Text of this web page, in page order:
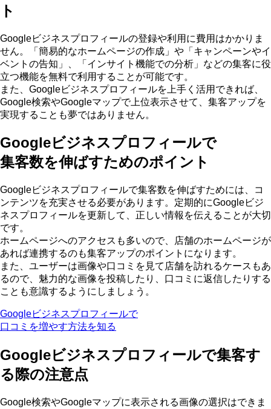
ト
Googleビジネスプロフィールの登録や利用に費用はかかりま
せん。「簡易的なホームページの作成」や「キャンペーンやイ
ベントの告知」、「インサイト機能での分析」などの集客に役
立つ機能を無料で利用することが可能です。
また、Googleビジネスプロフィールを上手く活用できれば、
Google検索やGoogleマップで上位表示させて、集客アップを
実現することも夢ではありません。
Googleビジネスプロフィールで
集客数を伸ばすためのポイント
Googleビジネスプロフィールで集客数を伸ばすためには、コ
ンテンツを充実させる必要があります。 定期的にGoogleビジ
ネスプロフィールを更新して、正しい情報を伝える ことが大切
です。
ホームページへのアクセスも多いので、店舗のホームページが
あれば連携するのも集客アップのポイントになります。
また、ユーザーは画像や口コミを見て店舗を訪れるケースもあ
るので、 魅力的な画像を投稿したり、口コミに返信したりする
ことも意識するようにしましょう。
Googleビジネスプロフィールで
口コミを増やす方法を知る
Googleビジネスプロフィールで集客す
る際の注意点
Google検索やGoogleマップに表示される画像の選択はできま